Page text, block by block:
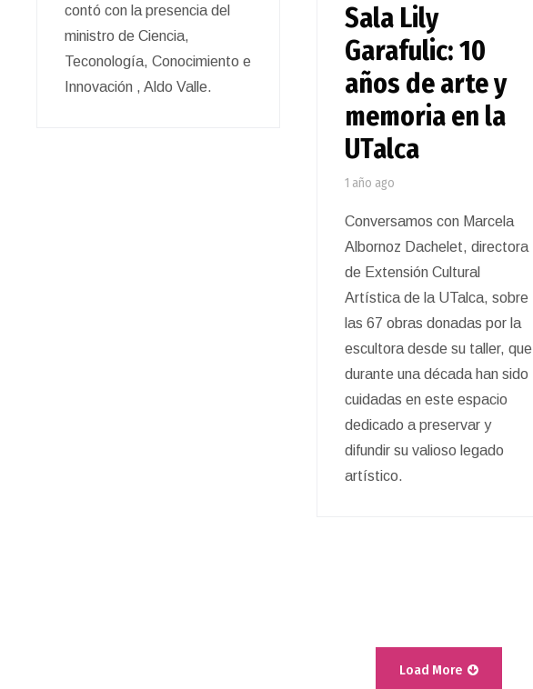
contó con la presencia del
ministro de Ciencia,
Teconología, Conocimiento e
Innovación , Aldo Valle.
Sala Lily
Garafulic: 10
años de arte y
memoria en la
UTalca
1 año ago
Conversamos con Marcela
Albornoz Dachelet, directora
de Extensión Cultural
Artística de la UTalca, sobre
las 67 obras donadas por la
escultora desde su taller, que
durante una década han sido
cuidadas en este espacio
dedicado a preservar y
difundir su valioso legado
artístico.
Load More